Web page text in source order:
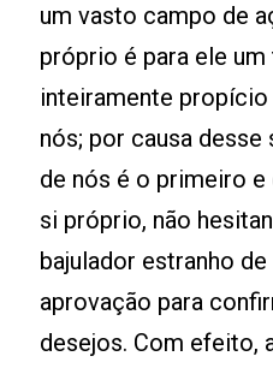
um vasto campo de
próprio é para ele
inteiramente
nós; por causa
de nós é o primeiro
si próprio, não
bajulador estranho
aprovação para
desejos. Com efeito,